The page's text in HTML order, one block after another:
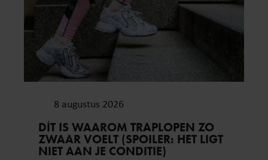
8 augustus 2026
DÍT IS WAAROM TRAPLOPEN ZO
ZWAAR VOELT (SPOILER: HET LIGT
NIET AAN JE CONDITIE)